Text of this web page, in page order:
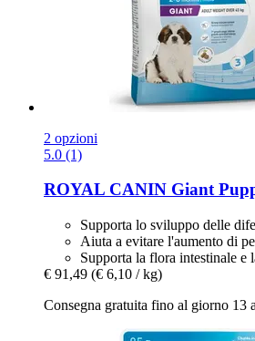
2 opzioni
5.0 (1)
ROYAL CANIN Giant
Supporta lo sviluppo delle
Aiuta a evitare l'aumento di
Supporta la flora intestinale e
€ 91,49 (€ 6,10 / kg)
Consegna gratuita fino al giorno 13